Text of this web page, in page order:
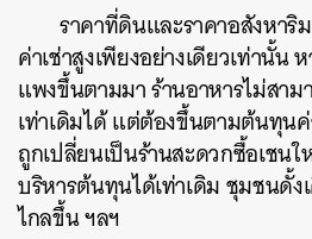
ราคาที่ดินและราคาอสังหาริ
ค่าเช่าสูงเพียงอย่างเดียวเท่านั้น
แพงขึ้นตามมา ร้านอาหารไม่สาม
เท่าเดิมได้ แต่ต้องขึ้นตามต้นทุน
ถูกเปลี่ยนเป็นร้านสะดวกซื้อเชน
บริหารต้นทุนได้เท่าเดิม ชุมชนดั้
ไกลขึ้นฯลฯ